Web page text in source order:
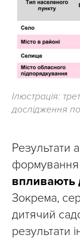
Ілюстрація:
дослідження
Результати
формування
впливають
Зокрема,
дитячий
результати